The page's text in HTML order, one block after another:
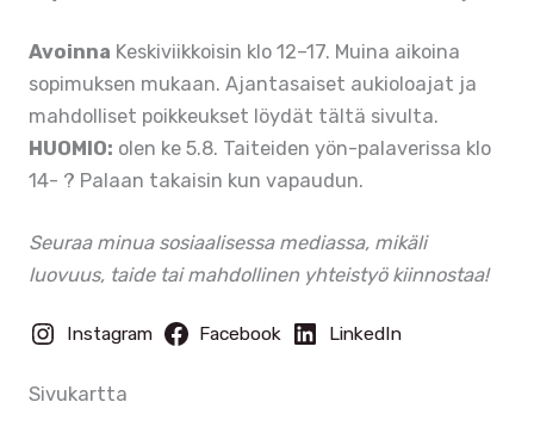
Avoinna Keskiviikkoisin klo 12–17. Muina aikoina
sopimuksen mukaan. Ajantasaiset aukioloajat ja
mahdolliset poikkeukset löydät tältä sivulta.
HUOMIO: olen ke 5.8. Taiteiden yön-palaverissa klo
14- ? Palaan takaisin kun vapaudun.
Seuraa minua sosiaalisessa mediassa, mikäli
luovuus, taide tai mahdollinen yhteistyö kiinnostaa!
Instagram Facebook LinkedIn
Sivukartta